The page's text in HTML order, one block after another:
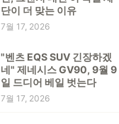
단이 더 맞는 이유
7월 17, 2026
"벤츠 EQS SUV 긴장하겠
네" 제네시스 GV90, 9월 9
일 드디어 베일 벗는다
7월 17, 2026